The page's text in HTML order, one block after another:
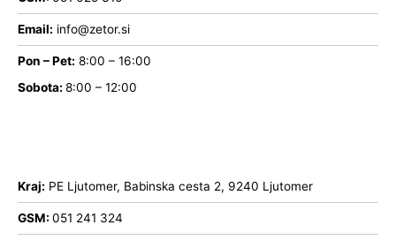
Email: info@zetor.si
Pon – Pet: 8:00 – 16:00
Sobota: 8:00 – 12:00
Kraj: PE Ljutomer, Babinska cesta 2, 9240 Ljutomer
GSM: 051 241 324